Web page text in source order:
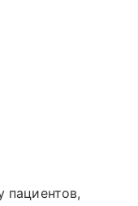
пациентов,